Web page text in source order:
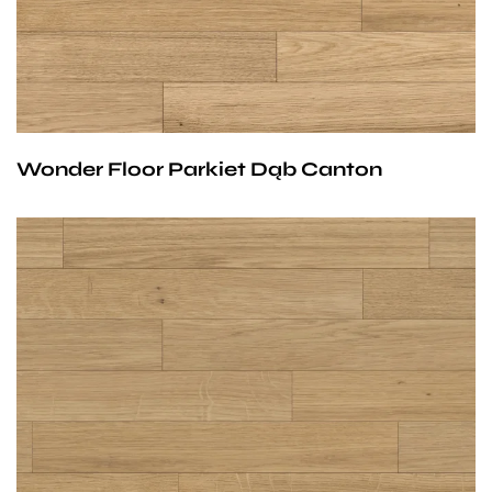
Natur, Avantgard lub Standard.
Idealne rozwiązanie dla ludzi lubiących zadziorny
styl, którzy nie zadowalają się klasycznymi
rozwiązaniami. Parkiet Canton to piękny, ciepły kolor,
ciemnymi sękami. Wszystko razem daje nam
elegancki i niespotykany efekt, którym możemy się
pochwalić przed naszymi gośćmi.
Wonder Floor Parkiet Dąb Canton
Wymiary parkietów:
11/4mm lub 13/6 mm x 70 mm x 490 mm